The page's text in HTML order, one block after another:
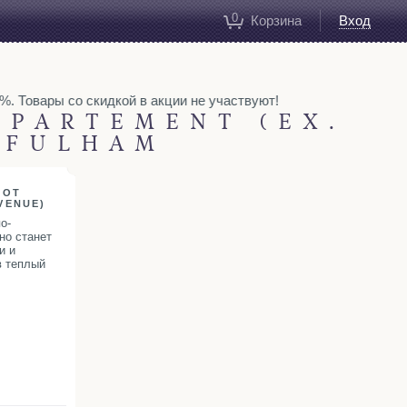
0 Корзина Вход
Товары со скидкой в акции не участвуют!
(EX.
станет
и
теплый